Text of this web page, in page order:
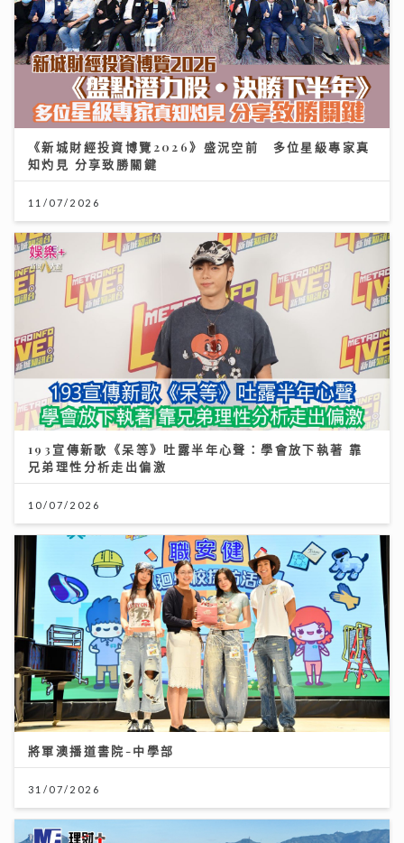
《新城財經投資博覽2026》盛況空前 多位星級專家真
知灼見 分享致勝關鍵
11/07/2026
193宣傳新歌《呆等》吐露半年心聲：學會放下執著 靠
兄弟理性分析走出偏激
10/07/2026
將軍澳播道書院-中學部
31/07/2026